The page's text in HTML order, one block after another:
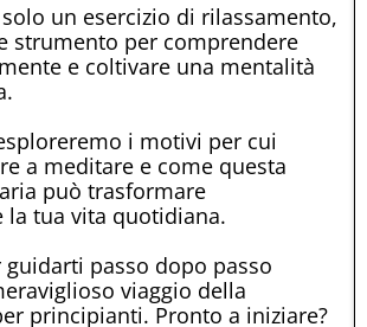
un esercizio di rilassamento,
strumento per comprendere
e coltivare una mentalità
i motivi per cui
a meditare e come questa
può trasformare
la tua vita quotidiana.
passo dopo passo
viaggio della
principianti. Pronto a iniziare?